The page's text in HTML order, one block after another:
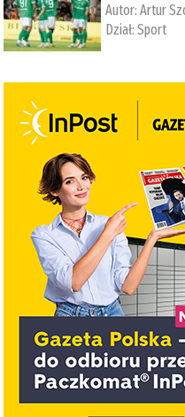
Autor:Artur
Dział:Sport